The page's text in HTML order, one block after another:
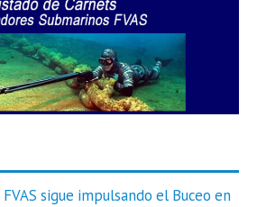
sigue impulsando el Buceo en